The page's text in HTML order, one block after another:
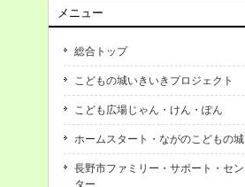
メニュー
総合トップ
こどもの城いきいきプロジェクト
こども広場じゃん・けん・ぽん
ホームスタート・ながのこどもの城
長野市ファミリー・サポート・セン
ター